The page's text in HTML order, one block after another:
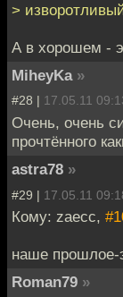
>
А в хорошем -
MiheyKa »
#28 | 17.05.11
Очень, очень
прочтённого
astra78 »
#29 | 17.05.11
Кому: zaecc,
наше прошлое-
Roman79 »